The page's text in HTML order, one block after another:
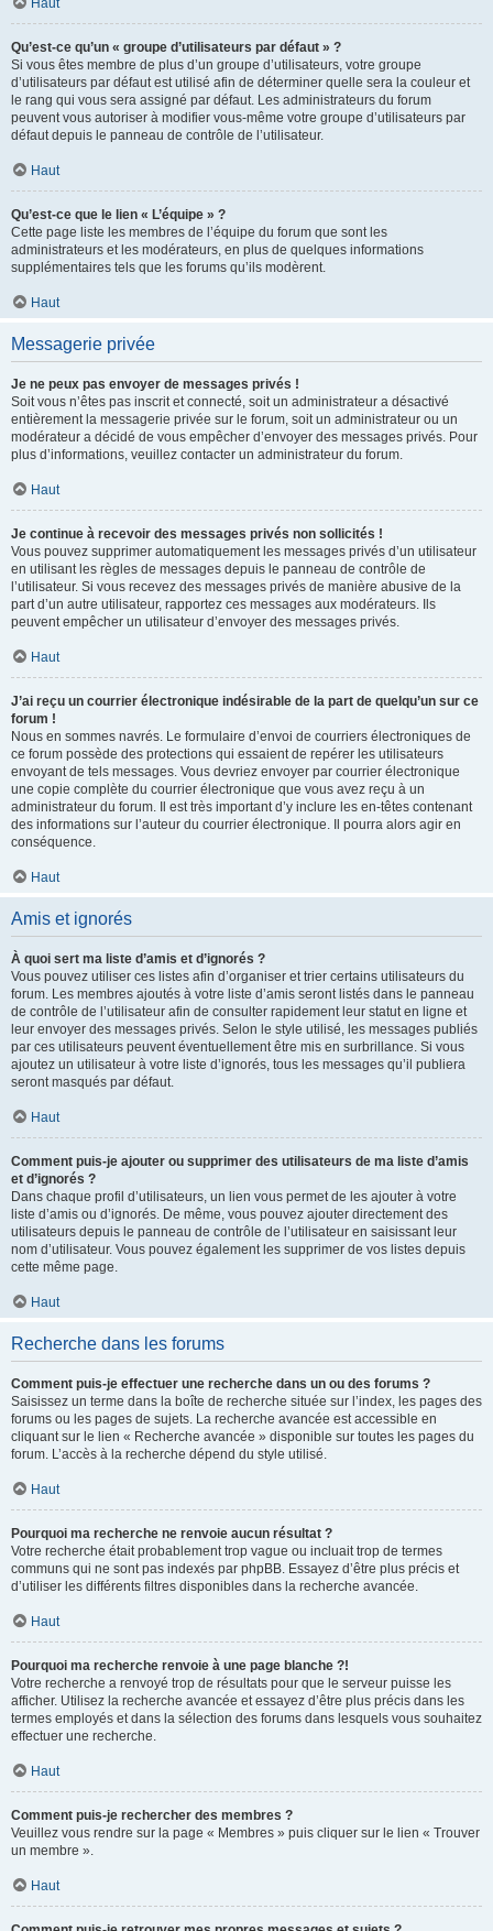
Haut
Qu’est-ce qu’un « groupe d’utilisateurs par défaut » ?
Si vous êtes membre de plus d’un groupe d’utilisateurs, votre groupe
d’utilisateurs par défaut est utilisé afin de déterminer quelle sera la couleur et
le rang qui vous sera assigné par défaut. Les administrateurs du forum
peuvent vous autoriser à modifier vous-même votre groupe d’utilisateurs par
défaut depuis le panneau de contrôle de l’utilisateur.
Haut
Qu’est-ce que le lien « L’équipe » ?
Cette page liste les membres de l’équipe du forum que sont les
administrateurs et les modérateurs, en plus de quelques informations
supplémentaires tels que les forums qu’ils modèrent.
Haut
Messagerie privée
Je ne peux pas envoyer de messages privés !
Soit vous n’êtes pas inscrit et connecté, soit un administrateur a désactivé
entièrement la messagerie privée sur le forum, soit un administrateur ou un
modérateur a décidé de vous empêcher d’envoyer des messages privés. Pour
plus d’informations, veuillez contacter un administrateur du forum.
Haut
Je continue à recevoir des messages privés non sollicités !
Vous pouvez supprimer automatiquement les messages privés d’un utilisateur
en utilisant les règles de messages depuis le panneau de contrôle de
l’utilisateur. Si vous recevez des messages privés de manière abusive de la
part d’un autre utilisateur, rapportez ces messages aux modérateurs. Ils
peuvent empêcher un utilisateur d’envoyer des messages privés.
Haut
J’ai reçu un courrier électronique indésirable de la part de quelqu’un sur ce
forum !
Nous en sommes navrés. Le formulaire d’envoi de courriers électroniques de
ce forum possède des protections qui essaient de repérer les utilisateurs
envoyant de tels messages. Vous devriez envoyer par courrier électronique
une copie complète du courrier électronique que vous avez reçu à un
administrateur du forum. Il est très important d’y inclure les en-têtes contenant
des informations sur l’auteur du courrier électronique. Il pourra alors agir en
conséquence.
Haut
Amis et ignorés
À quoi sert ma liste d’amis et d’ignorés ?
Vous pouvez utiliser ces listes afin d’organiser et trier certains utilisateurs du
forum. Les membres ajoutés à votre liste d’amis seront listés dans le panneau
de contrôle de l’utilisateur afin de consulter rapidement leur statut en ligne et
leur envoyer des messages privés. Selon le style utilisé, les messages publiés
par ces utilisateurs peuvent éventuellement être mis en surbrillance. Si vous
ajoutez un utilisateur à votre liste d’ignorés, tous les messages qu’il publiera
seront masqués par défaut.
Haut
Comment puis-je ajouter ou supprimer des utilisateurs de ma liste d’amis
et d’ignorés ?
Dans chaque profil d’utilisateurs, un lien vous permet de les ajouter à votre
liste d’amis ou d’ignorés. De même, vous pouvez ajouter directement des
utilisateurs depuis le panneau de contrôle de l’utilisateur en saisissant leur
nom d’utilisateur. Vous pouvez également les supprimer de vos listes depuis
cette même page.
Haut
Recherche dans les forums
Comment puis-je effectuer une recherche dans un ou des forums ?
Saisissez un terme dans la boîte de recherche située sur l’index, les pages des
forums ou les pages de sujets. La recherche avancée est accessible en
cliquant sur le lien « Recherche avancée » disponible sur toutes les pages du
forum. L’accès à la recherche dépend du style utilisé.
Haut
Pourquoi ma recherche ne renvoie aucun résultat ?
Votre recherche était probablement trop vague ou incluait trop de termes
communs qui ne sont pas indexés par phpBB. Essayez d’être plus précis et
d’utiliser les différents filtres disponibles dans la recherche avancée.
Haut
Pourquoi ma recherche renvoie à une page blanche ?!
Votre recherche a renvoyé trop de résultats pour que le serveur puisse les
afficher. Utilisez la recherche avancée et essayez d’être plus précis dans les
termes employés et dans la sélection des forums dans lesquels vous souhaitez
effectuer une recherche.
Haut
Comment puis-je rechercher des membres ?
Veuillez vous rendre sur la page « Membres » puis cliquer sur le lien « Trouver
un membre ».
Haut